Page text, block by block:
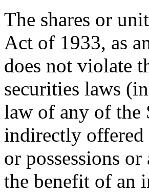
The shares or
Act of 1933, as
does not violate
securities laws
law of any of the
indirectly
or possessions
the benefit of an